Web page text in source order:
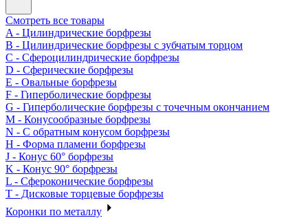
Смотреть все товары
A - Цилиндрические борфрезы
B - Цилиндрические борфрезы с зубчатым торцом
C - Сфероцилиндрические борфрезы
D - Сферические борфрезы
E - Овальные борфрезы
F - Гиперболические борфрезы
G - Гиперболические борфрезы с точечным окончанием
M - Конусообразные борфрезы
N - С обратным конусом борфрезы
H - Форма пламени борфрезы
J - Конус 60° борфрезы
K - Конус 90° борфрезы
L - Сфероконические борфрезы
T - Дисковые торцевые борфрезы
Коронки по металлу